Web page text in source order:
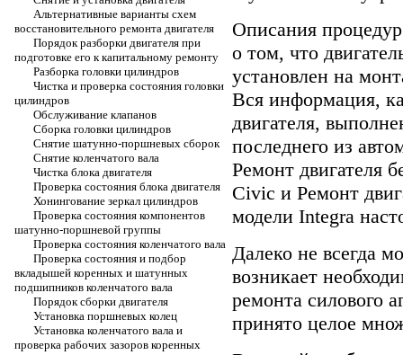
Альтернативные варианты схем
восстановительного ремонта двигателя
Порядок разборки двигателя при
подготовке его к капитальному ремонту
Разборка головки цилиндров
Чистка и проверка состояния головки
цилиндров
Обслуживание клапанов
Сборка головки цилиндров
Снятие шатунно-поршневых сборок
Снятие коленчатого вала
Чистка блока двигателя
Проверка состояния блока двигателя
Хонингование зеркал цилиндров
Проверка состояния компонентов
шатунно-поршневой группы
Проверка состояния коленчатого вала
Проверка состояния и подбор
вкладышей коренных и шатунных
подшипников коленчатого вала
Порядок сборки двигателя
Установка поршневых колец
Установка коленчатого вала и
проверка рабочих зазоров коренных
Описания
о том, что
установлен на
Вся информация,
двигателя,
последнего из
Ремонт двигателя
Civic и Ремонт
модели Integra
Далеко не всегда
возникает
ремонта силового
принято целое